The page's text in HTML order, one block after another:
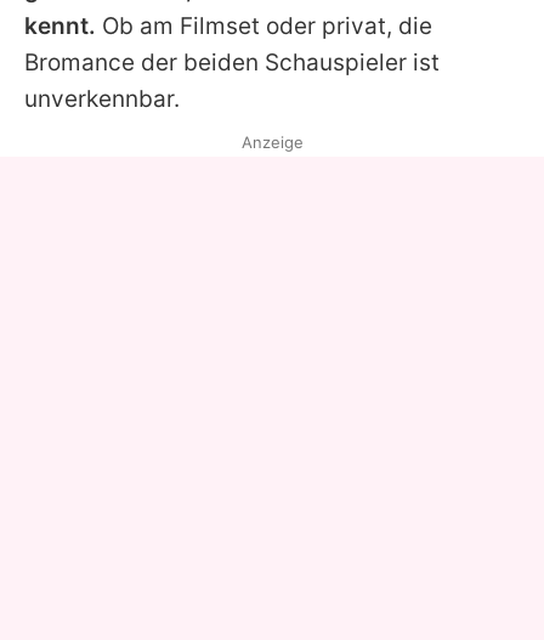
kennt. Ob am Filmset oder privat, die
Bromance der beiden Schauspieler ist
unverkennbar.
Anzeige